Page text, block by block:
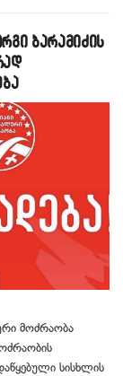
ბარამიძის
მოძრაობა
სისხლის